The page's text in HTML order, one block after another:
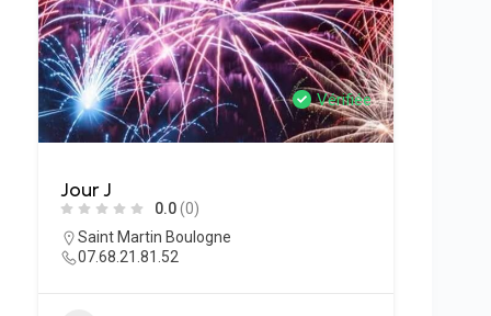
Vérifiée
Jour J
0.0(0)
Saint Martin Boulogne
07.68.21.81.52